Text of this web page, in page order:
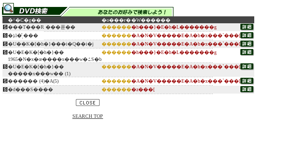
�^�C�g�� �o���ғ��W������
���T���R ���퓬��
�������h���}�E�h�L�������g
�ܐl�̓ˌ���
�������A�N�V�����E�A�h�x���`���[
�U��K�[�h�}���i�Q��i�j
�������A�N�V�����E�A�h�x���`���[
�U�E�K�[�h�}��
1965�N�x�œ����x���w�ߑS�b
�������h���}�E�h�L�������g
�U�E�K�[�h�}��
�����x���w�� (1)
�������A�N�V�����E�A�h�x���`���[
������ (4)�A(5) �������A�N�V�����E�A�h�x���`���[
�d���S����
�������z���[
SEARCH TOP